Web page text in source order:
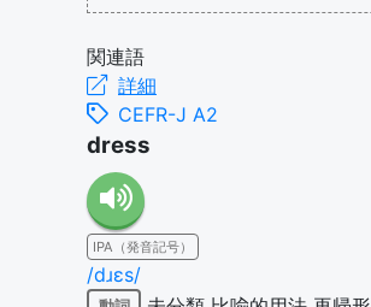
関連語
詳細
CEFR-J A2
dress
IPA（発音記号）
/dɹɛs/